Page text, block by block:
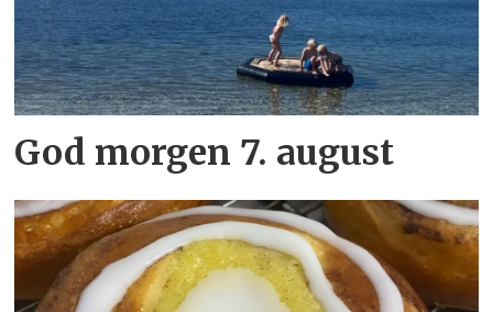
God morgen 7. august